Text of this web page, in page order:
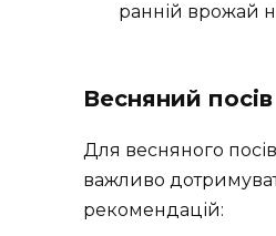
ранній врожай
Весняний посів
Для весняного
важливо
рекомендацій: